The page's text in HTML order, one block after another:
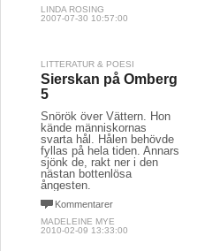
LINDA ROSING
2007-07-30 10:57:00
LITTERATUR & POESI
Sierskan på Omberg
5
Snörök över Vättern. Hon
kände människornas
svarta hål. Hålen behövde
fyllas på hela tiden. Annars
sjönk de, rakt ner i den
nästan bottenlösa
ångesten.
Kommentarer
MADELEINE MYE
2010-02-09 13:33:00